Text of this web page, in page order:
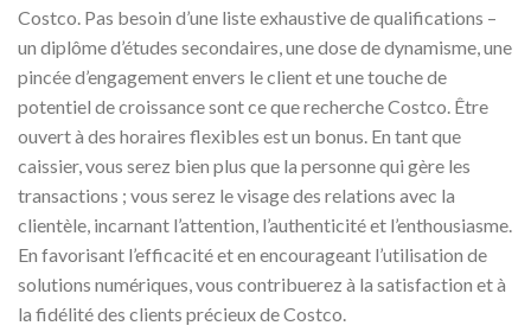
Costco. Pas besoin d’une liste exhaustive de qualifications –
un diplôme d’études secondaires, une dose de dynamisme, une
pincée d’engagement envers le client et une touche de
potentiel de croissance sont ce que recherche Costco. Être
ouvert à des horaires flexibles est un bonus. En tant que
caissier, vous serez bien plus que la personne qui gère les
transactions ; vous serez le visage des relations avec la
clientèle, incarnant l’attention, l’authenticité et l’enthousiasme.
En favorisant l’efficacité et en encourageant l’utilisation de
solutions numériques, vous contribuerez à la satisfaction et à
la fidélité des clients précieux de Costco.